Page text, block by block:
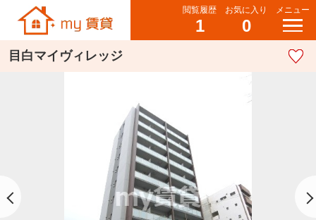
閲覧履歴
1
お気に入り
0
メニュー
目白マイヴィレッジ